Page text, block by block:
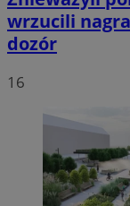
wrzucili
dozór
16